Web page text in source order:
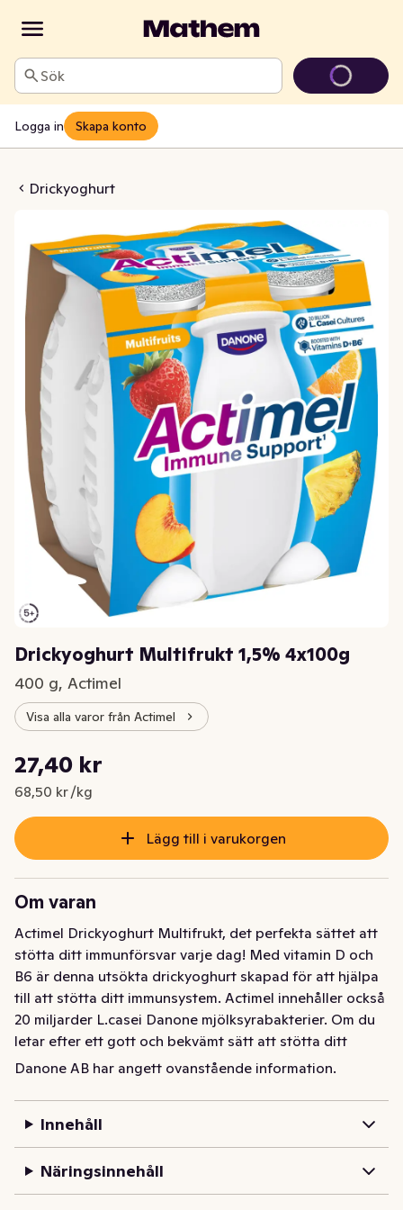
Sök
Logga in Skapa konto
Drickyoghurt
1,5% 4x100g
Drickyoghurt Multifrukt 1,5% 4x100g
400 g, Actimel
Visa alla varor från Actimel
Nuvarande pris är: 27,40 kr
27,40 kr
68,50 kr /kg
Styckpris: 68,50 kr /kg
Lägg till i varukorgen
Om varan
Actimel Drickyoghurt Multifrukt, det perfekta sättet att
stötta ditt immunförsvar varje dag! Med vitamin D och
B6 är denna utsökta drickyoghurt skapad för att hjälpa
till att stötta ditt immunsystem. Actimel innehåller också
20 miljarder L.casei Danone mjölksyrabakterier. Om du
letar efter ett gott och bekvämt sätt att stötta ditt
immunsystem och ett hälsosamt mellanmål, prova
Vitamin D och B6 bidrar till immunsystemets normala
funktion. En varierad och balanserad kost samt en
hälsosam livsstil rekommenderas för god hälsa.
Actimel Drickyoghurt Multifrukt, det perfekta sättet att
stötta ditt immunförsvar varje dag! Med vitamin D och
Danone AB har angett ovanstående information.
Innehåll
Näringsinnehåll